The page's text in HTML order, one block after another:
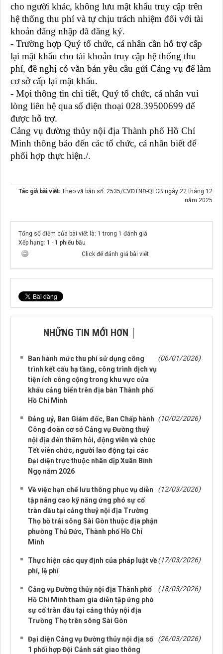
cho người khác, không lưu mật khẩu truy cập trên
hệ thống thu phí và tự chịu trách nhiệm đối với tài
khoản đăng nhập đã đăng ký.
- Trường hợp Quý tổ chức, cá nhân cần hỗ trợ cấp
lại mật khẩu cho tài khoản truy cập hệ thống thu
phí, đề nghị có văn bản yêu cầu gửi Cảng vụ để làm
cơ sở cấp lại mật khẩu.
- Mọi thông tin chi tiết, Quý tổ chức, cá nhân vui
lòng liên hệ qua số điện thoại 028.39500699 để
được hỗ trợ.
Cảng vụ đường thủy nội địa Thành phố Hồ Chí
Minh thông báo đến các tổ chức, cá nhân biết để
phối hợp thực hiện./.
Tác giả bài viết: Theo vă bản số: 2535/CVĐTNĐ-QLCB ngày 22 tháng 12
năm 2025
Tổng số điểm của bài viết là: 1 trong 1 đánh giá
Xếp hạng: 1 - 1 phiếu bầu
Click để đánh giá bài viết
NHỮNG TIN MỚI HƠN
Ban hành mức thu phí sử dụng công
trình kết cấu hạ tầng, công trình dịch vụ
tiện ích công cộng trong khu vực cửa
khẩu cảng biển trên địa bàn Thành phố
Hồ Chí Minh
(06/01/2026)
Đảng uỷ, Ban Giám đốc, Ban Chấp hành
Công đoàn cơ sở Cảng vụ Đường thuỷ
nội địa đến thăm hỏi, động viên và chúc
Tết viên chức, người lao động tại các
Đại diện trực thuộc nhân dịp Xuân Bính
Ngọ năm 2026
(10/02/2026)
Về việc hạn chế lưu thông phục vụ diễn
tập nâng cao kỹ năng ứng phó sự cố
tràn dầu tại cảng thuỷ nội địa Trường
Thọ bờ trái sông Sài Gòn thuộc địa phận
phường Thủ Đức, Thành phố Hồ Chí
Minh
(12/03/2026)
Thực hiện các quy định của pháp luật về
phí, lệ phí
(17/03/2026)
Cảng vụ Đường thủy nội địa Thành phố
Hồ Chí Minh tham gia diễn tập ứng phó
sự cố tràn dầu tại cảng thủy nội địa
Trường Thọ trên sông Sài Gòn
(18/03/2026)
Đại diện Cảng vụ Đường thủy nội địa số
1 phối hợp Đội Cảnh sát giao thông
(26/03/2026)